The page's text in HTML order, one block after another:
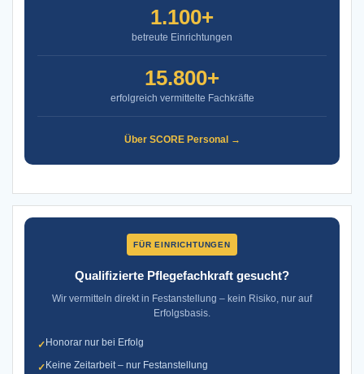
1.100+
betreute Einrichtungen
15.800+
erfolgreich vermittelte Fachkräfte
Über SCORE Personal →
FÜR EINRICHTUNGEN
Qualifizierte Pflegefachkraft gesucht?
Wir vermitteln direkt in Festanstellung – kein Risiko, nur auf
Erfolgsbasis.
✓Honorar nur bei Erfolg
✓Keine Zeitarbeit – nur Festanstellung